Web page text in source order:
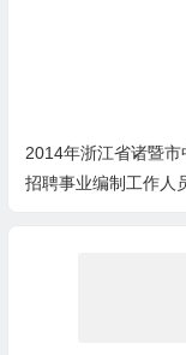
2014年浙江省诸暨市
招聘事业编制工作人